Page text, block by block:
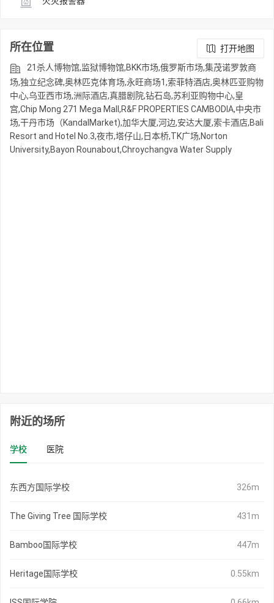
所在位置
打开地图
21杀人博物馆,监狱博物馆,BKK市场,俄罗斯市场,集茂诺罗敦商
场,独立纪念碑,奥林匹克体育场,永旺商场1,索菲特酒店,奥林匹亚购物
中心,乌亚西市场,洲际酒店,真腊剧院,钻石岛,苏利亚购物中心,皇
宫,Chip Mong 271 Mega Mall,R&F PROPERTIES CAMBODIA,中央市
场,干丹市场（KandalMarket),加华大厦,河边,安达大厦,索卡酒店,Bali
Resort and Hotel No.3,夜市,塔仔山,日本桥,TK广场,Norton
University,Bayon Rounabout,Chroychangva Water Supply
附近的场所
学校 医院
东西方国际学校 326m
The Giving Tree 国际学校 431m
Bamboo国际学校 447m
Heritage国际学校 0.55km